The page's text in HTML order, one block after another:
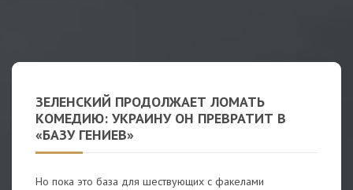
ЗЕЛЕНСКИЙ ПРОДОЛЖАЕТ ЛОМАТЬ
КОМЕДИЮ: УКРАИНУ ОН ПРЕВРАТИТ В
«БАЗУ ГЕНИЕВ»
Но пока это база для шествующих с факелами